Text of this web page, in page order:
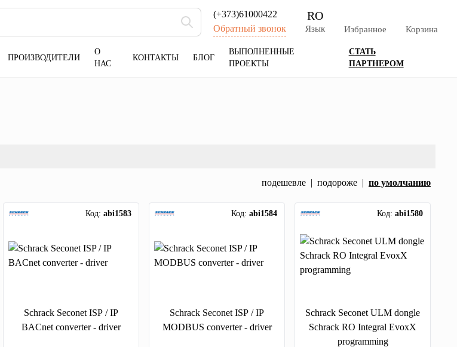
(+373)61000422
Обратный звонок
RO
Язык Избранное Корзина
ПРОИЗВОДИТЕЛИ
О
НАС
КОНТАКТЫ БЛОГ
ВЫПОЛНЕННЫЕ
ПРОЕКТЫ
СТАТЬ
ПАРТНЕРОМ
подешевле | подороже | по умолчанию
Код: abi1583
Schrack Seconet ISP / IP
BACnet converter - driver
Код: abi1584
Schrack Seconet ISP / IP
MODBUS converter - driver
Код: abi1580
Schrack Seconet ULM dongle
Schrack RO Integral EvoxX
programming